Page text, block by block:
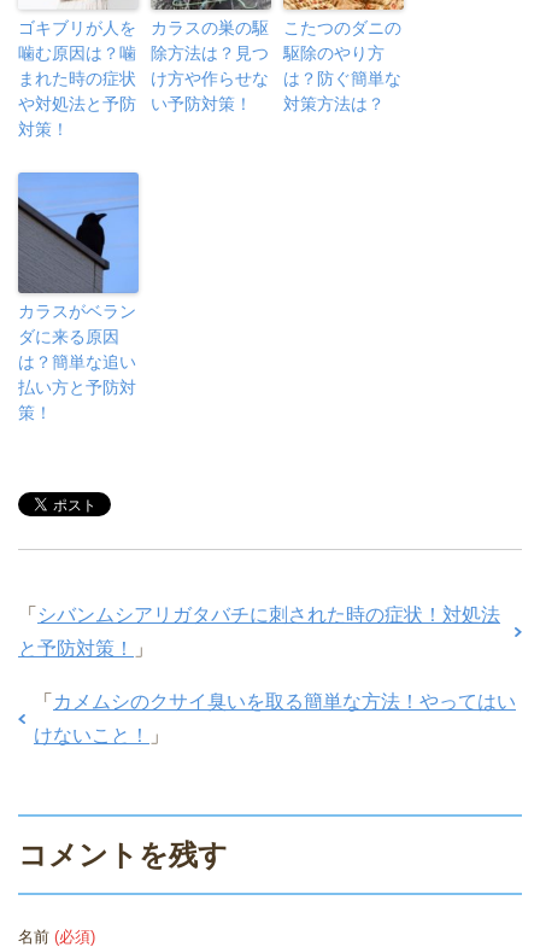
ゴキブリが人を
噛む原因は？噛
まれた時の症状
や対処法と予防
対策！
カラスの巣の駆
除方法は？見つ
け方や作らせな
い予防対策！
こたつのダニの
駆除のやり方
は？防ぐ簡単な
対策方法は？
カラスがベラン
ダに来る原因
は？簡単な追い
払い方と予防対
策！
「 シバンムシアリガタバチに刺された時の症状！対処法
と予防対策！
」
「 カメムシのクサイ臭いを取る簡単な方法！やってはい
けないこと！
」
コメントを残す
名前 (必須)